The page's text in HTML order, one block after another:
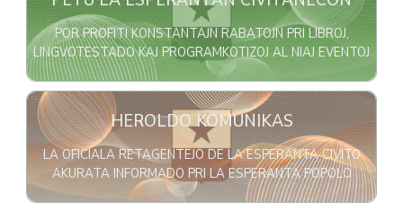
POR PROFITI KONSTANTAJN RABATOJN PRI LIBROJ,
LINGVOTESTADO KAJ PROGRAMKOTIZOJ AL NIAJ EVENTOJ
Bildo
HEROLDO KOMUNIKAS
LA OFICIALA RETAGENTEJO DE LA ESPERANTA CIVITO
AKURATA INFORMADO PRI LA ESPERANTA POPOLO